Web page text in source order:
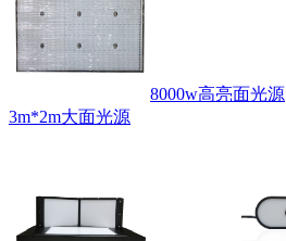
8000w高亮面光源
3m*2m大面光源